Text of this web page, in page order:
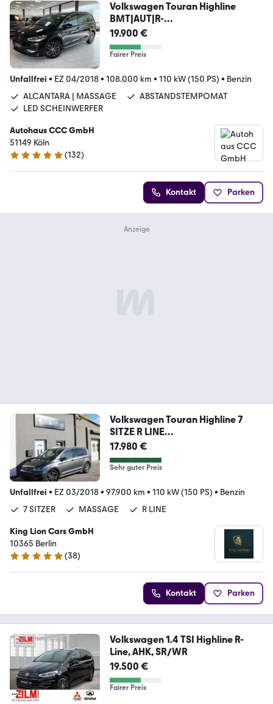
Volkswagen Touran Highline
BMT|AUT|R-
LINE|NAVI|LED|KAM|ACC
19.900 €
Fairer Preis
Unfallfrei • EZ 04/2018• 108.000 km • 110 kW (150 PS) • Benzin
ALCANTARA | MASSAGE
ABSTANDSTEMPOMAT
LED SCHEINWERFER
Autohaus CCC GmbH
51149 Köln
4.9 Sterne
(132)
Kontakt Parken
Volkswagen Touran Highline 7
SITZE R LINE
SPORT+MASSAGE+ACC
17.980 €
Sehr guter Preis
Unfallfrei • EZ 03/2018• 97.900 km • 110 kW (150 PS) • Benzin
7 SITZER
MASSAGE R LINE
King Lion Cars GmbH
10365 Berlin
5 Sterne
(38)
Kontakt Parken
Volkswagen 1.4 TSI Highline R-
Line, AHK, SR/WR
19.500 €
Fairer Preis